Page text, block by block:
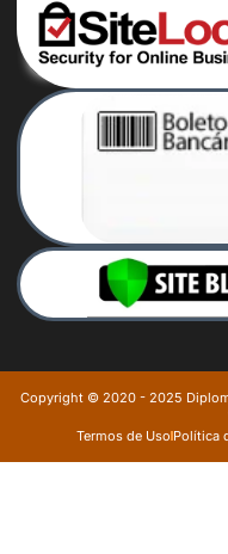
Copyright © 2020 - 2025
Termos de Uso Política